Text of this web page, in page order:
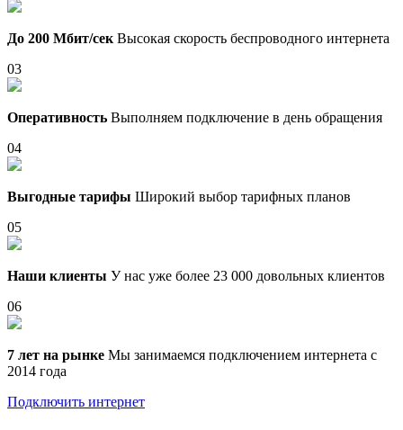
До 200 Мбит/сек Высокая скорость беспроводного интернета
03
Оперативность Выполняем подключение в день обращения
04
Выгодные тарифы Широкий выбор тарифных планов
05
Наши клиенты У нас уже более 23 000 довольных клиентов
06
7 лет на рынке Мы занимаемся подключением интернета с
2014 года
Подключить интернет